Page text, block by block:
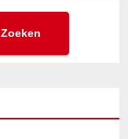
Zoeken